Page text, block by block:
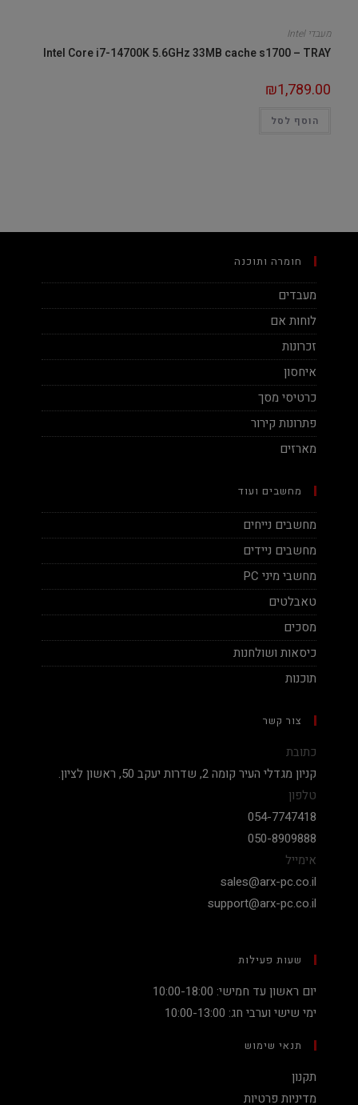
מעבדי Intel
Intel Core i7-14700K 5.6GHz 33MB cache s1700 – TRAY
₪1,789.00
הוסף לסל
חומרה ותוכנה
מעבדים
לוחות אם
זכרונות
איחסון
כרטיסי מסך
פתרונות קירור
מארזים
מחשבים ועוד
מחשבים נייחים
מחשבים ניידים
מחשבי מיני PC
טאבלטים
מסכים
כיסאות ושולחנות
תוכנות
צור קשר
כתובת
קניון מגדלי העיר קומה 2, שדרות יעקב 50, ראשון לציון.
טלפון
054-7747418
050-8909888
אימייל
sales@arx-pc.co.il
support@arx-pc.co.il
שעות פעילות
יום ראשון עד חמישי: 10:00-18:00
ימי שישי וערבי חג: 10:00-13:00
תנאי שימוש
תקנון
מדיניות פרטיות